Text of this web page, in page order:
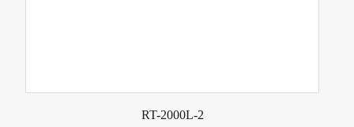
RT-2000L-2